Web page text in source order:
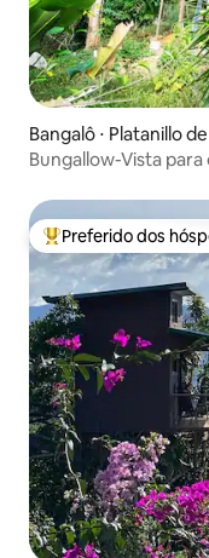
Bangalô ⋅ Platanillo
Bungallow-Vista
Entre os melhores
Preferido dos